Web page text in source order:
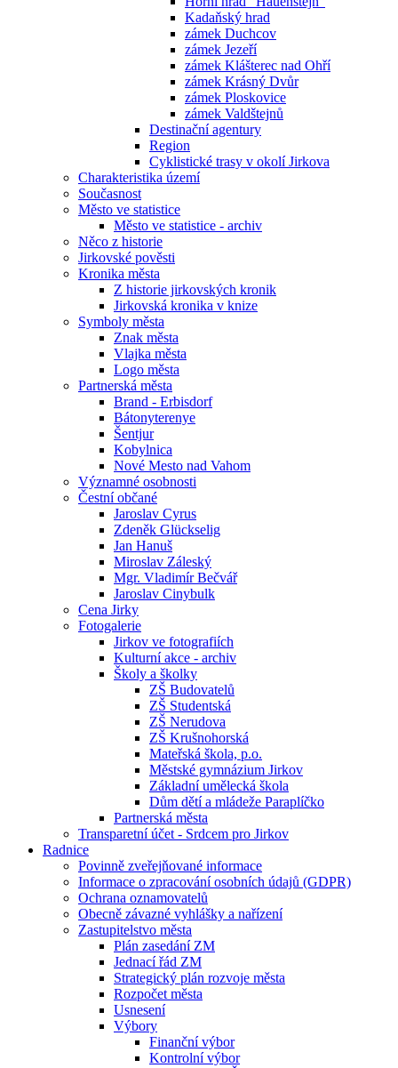
Kadaňský hrad
zámek Duchcov
zámek Jezeří
zámek Klášterec nad Ohří
zámek Krásný Dvůr
zámek Ploskovice
zámek Valdštejnů
Destinační agentury
Region
Cyklistické trasy v okolí Jirkova
Charakteristika území
Současnost
Město ve statistice
Město ve statistice - archiv
Něco z historie
Jirkovské pověsti
Kronika města
Z historie jirkovských kronik
Jirkovská kronika v knize
Symboly města
Znak města
Vlajka města
Logo města
Partnerská města
Brand - Erbisdorf
Bátonyterenye
Šentjur
Kobylnica
Nové Mesto nad Vahom
Významné osobnosti
Čestní občané
Jaroslav Cyrus
Zdeněk Glückselig
Jan Hanuš
Miroslav Záleský
Mgr. Vladimír Bečvář
Jaroslav Cinybulk
Cena Jirky
Fotogalerie
Jirkov ve fotografiích
Kulturní akce - archiv
Školy a školky
ZŠ Budovatelů
ZŠ Studentská
ZŠ Nerudova
ZŠ Krušnohorská
Mateřská škola, p.o.
Městské gymnázium Jirkov
Základní umělecká škola
Dům dětí a mládeže Paraplíčko
Partnerská města
Transparetní účet - Srdcem pro Jirkov
Radnice
Povinně zveřejňované informace
Informace o zpracování osobních údajů (GDPR)
Ochrana oznamovatelů
Obecně závazné vyhlášky a nařízení
Zastupitelstvo města
Plán zasedání ZM
Jednací řád ZM
Strategický plán rozvoje města
Rozpočet města
Usnesení
Výbory
Finanční výbor
Kontrolní výbor